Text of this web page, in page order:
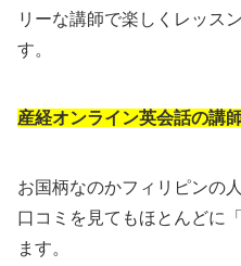
リーな講師で楽しくレッス
す。
産経オンライン英会話の講
お国柄なのかフィリピンの
口コミを見てもほとんどに
ます。